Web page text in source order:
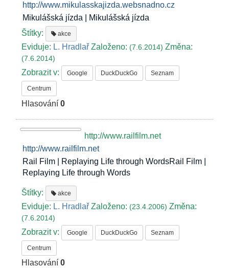
http://www.mikulasskajizda.websnadno.cz
Mikulášská jízda | Mikulášská jízda
Štítky:
akce
Eviduje: L. Hradlař Založeno:(7.6.2014)Změna:
(7.6.2014)
Zobrazit v: Google DuckDuckGo Seznam
Centrum
Hlasování0
http://www.railfilm.net
http://www.railfilm.net
Rail Film | Replaying Life through WordsRail Film |
Replaying Life through Words
Štítky: akce
Eviduje: L. Hradlař Založeno:(23.4.2006)Změna:
(7.6.2014)
Zobrazit v: Google DuckDuckGo Seznam
Centrum
Hlasování0